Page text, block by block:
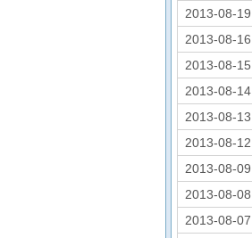
2013-08-19
2013-08-16
2013-08-15
2013-08-14
2013-08-13
2013-08-12
2013-08-09
2013-08-08
2013-08-07